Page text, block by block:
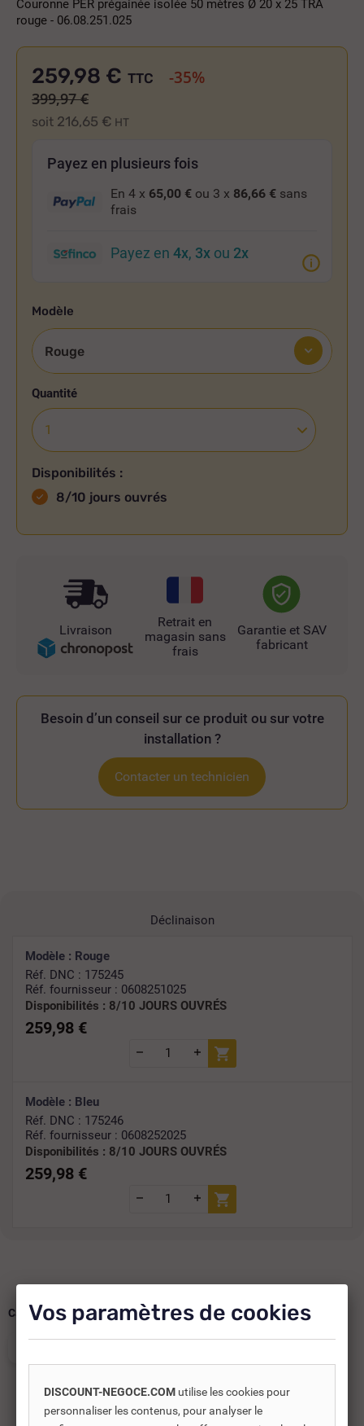
Couronne PER prégainée isolée 50 mètres Ø 20 x 25 TRA
rouge - 06.08.251.025
259,98 €
soit 216,65 € HT
TTC -35%
399,97 €
Payez en plusieurs fois
En 4 x 65,00 € ou 3 x 86,66 € sans
frais
Payez en 4x, 3x ou 2x
Modèle
Quantité
Disponibilités :
8/10 jours ouvrés
Livraison
Retrait en
magasin sans
frais
Garantie et SAV
fabricant
Besoin d’un conseil sur ce produit ou sur votre
installation ?
Contacter un technicien
Déclinaison
Modèle : Rouge
Réf. DNC : 175245
Réf. fournisseur : 0608251025
Disponibilités : 8/10 JOURS OUVRÉS
259,98 €
Modèle : Bleu
Réf. DNC : 175246
Réf. fournisseur : 0608252025
Disponibilités : 8/10 JOURS OUVRÉS
259,98 €
Catégories :
Vos paramètres de cookies
DISCOUNT-NEGOCE.COM utilise les cookies pour
personnaliser les contenus, pour analyser le